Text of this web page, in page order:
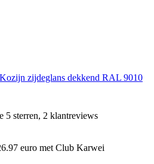
zijdeglans dekkend RAL 9010
5 sterren, 2 klantreviews
euro met Club Karwei